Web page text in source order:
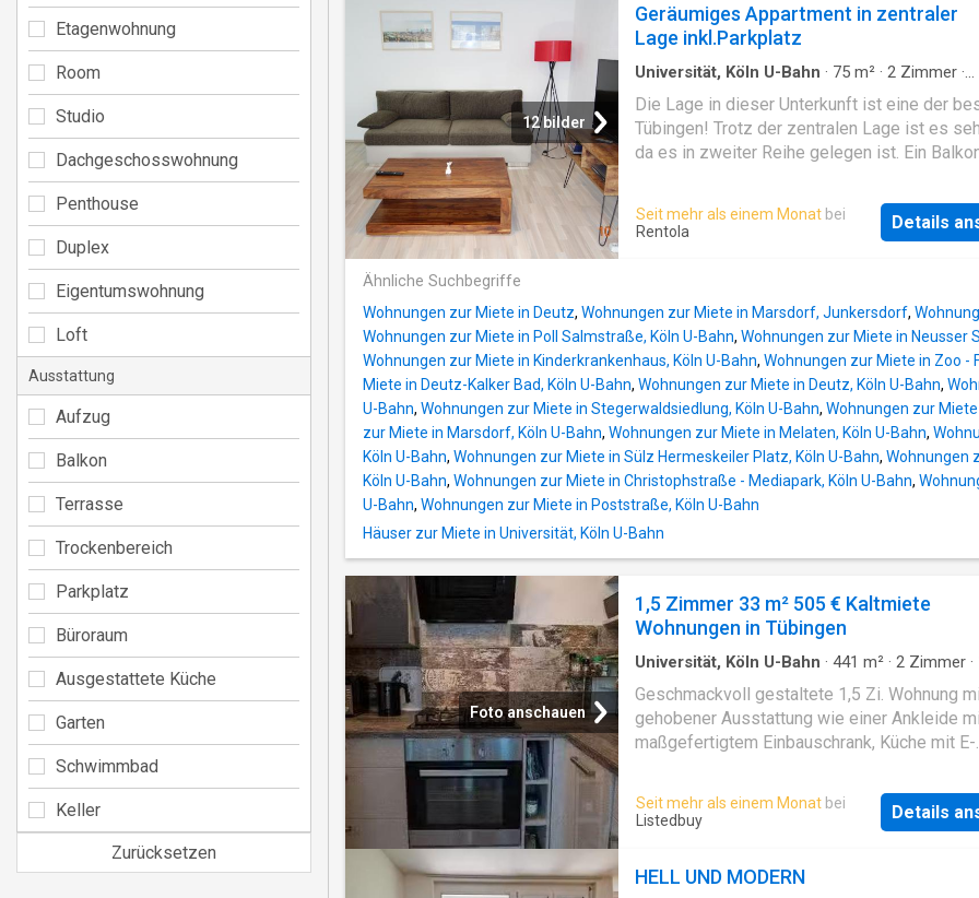
12 bilder
Geräumiges Appartment in zentraler
Lage inkl.Parkplatz
Universität, Köln U-Bahn · 75 m² · 2 Zimmer ·
Die Lage in dieser Unterkunft ist eine der
Tübingen! Trotz der zentralen Lage ist es
da es in zweiter Reihe gelegen ist. Ein
an der Unterkunft ebenfalls kostenfrei zu
Verfügung. Die Unterkunft ist sehr geräumig
Seit mehr als einem Monat bei
Rentola
Details
Ähnliche Suchbegriffe
Wohnungen zur Miete in Deutz, Wohnungen zur Miete in Marsdorf, Junkersdorf,
Wohnungen zur Miete in Poll Salmstraße, Köln U-Bahn, Wohnungen zur Miete in Neusser
Wohnungen zur Miete in Kinderkrankenhaus, Köln U-Bahn, Wohnungen zur Miete in Zoo -
Miete in Deutz-Kalker Bad, Köln U-Bahn, Wohnungen zur Miete in Deutz, Köln U-Bahn,
U-Bahn, Wohnungen zur Miete in Stegerwaldsiedlung, Köln U-Bahn, Wohnungen zur
zur Miete in Marsdorf, Köln U-Bahn, Wohnungen zur Miete in Melaten, Köln U-Bahn,
Köln U-Bahn, Wohnungen zur Miete in Sülz Hermeskeiler Platz, Köln U-Bahn, Wohnungen
Köln U-Bahn, Wohnungen zur Miete in Christophstraße - Mediapark, Köln U-Bahn,
U-Bahn, Wohnungen zur Miete in Poststraße, Köln U-Bahn
Häuser zur Miete in Universität, Köln U-Bahn
Foto anschauen
1,5 Zimmer 33 m² 505 € Kaltmiete
Wohnungen in Tübingen
Universität, Köln U-Bahn · 441 m² · 2 Zimmer ·
Geschmackvoll gestaltete 1,5 Zi. Wohnung
gehobener Ausstattung wie einer Ankleide
maßgefertigtem Einbauschrank, Küche mit E-
Waschtischunterschrank etc. Die Wohnung
sich gegenüber dem Waldfriedhof in einem
hochwertig sanierten Gebäude mit schön
kleiner Fitnessraum, zusätzlich verfügt das
Seit mehr als einem Monat bei
Listedbuy
Details
HELL UND MODERN
Etagenwohnung
Room
Studio
Dachgeschosswohnung
Penthouse
Duplex
Eigentumswohnung
Loft
Ausstattung
Aufzug
Balkon
Terrasse
Trockenbereich
Parkplatz
Büroraum
Ausgestattete Küche
Garten
Schwimmbad
Keller
Zurücksetzen